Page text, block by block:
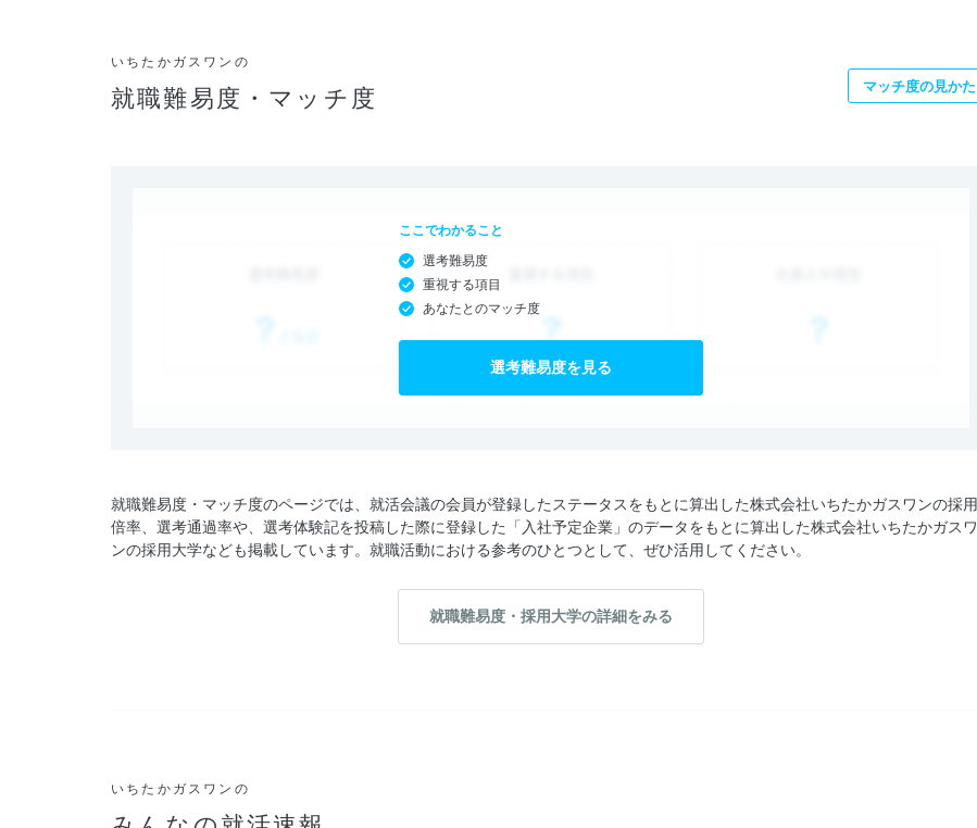
いちたかガスワンの
就職難易度・マッチ度 マッチ度の見かた
ここでわかること
選考難易度
重視する項目
あなたとのマッチ度
選考難易度を見る
就職難易度・マッチ度のページでは、就活会議の会員が登録したステータスをもとに算出した株式会社いちたかガスワンの採用
倍率、選考通過率や、選考体験記を投稿した際に登録した「入社予定企業」のデータをもとに算出した株式会社いちたかガスワ
ンの採用大学なども掲載しています。就職活動における参考のひとつとして、ぜひ活用してください。
就職難易度・採用大学の詳細をみる
いちたかガスワンの